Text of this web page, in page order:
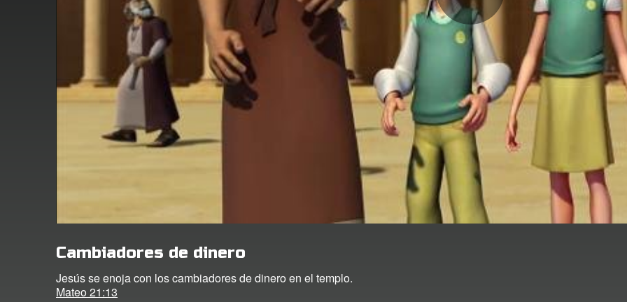
Cambiadores de dinero
Jesús se enoja con los cambiadores de dinero en el templo.
Mateo 21:13